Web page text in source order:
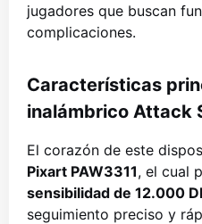
jugadores que buscan
complicaciones.
Características
inalámbrico Attack
El corazón de este
Pixart PAW3311, el cual
sensibilidad de 12.000
seguimiento preciso y